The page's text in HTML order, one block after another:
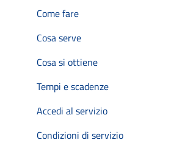
Come fare
Cosa serve
Cosa si ottiene
Tempi e scadenze
Accedi al servizio
Condizioni di servizio